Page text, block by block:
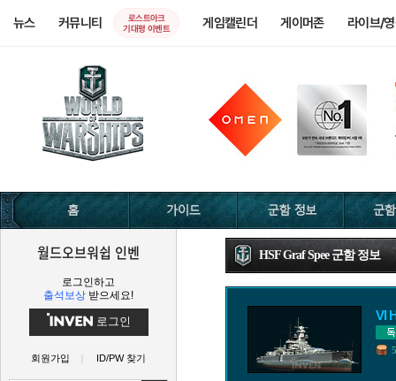
뉴스 커뮤니티
로스트아크
기대평 이벤트
게임캘린더 게이머존 라이브/
월드오브워쉽 인벤
로그인하고
출석보상 받으세요!
로그인
회원가입 ID/PW 찾기
HSF Graf Spee 군함 정보
VI